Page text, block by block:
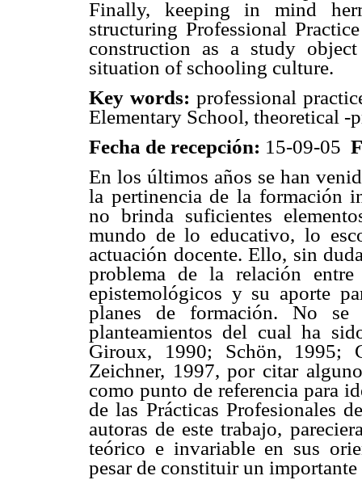
Finally, keeping in mind
structuring Professional
construction as a study
situation of schooling culture.
Key words: professional
Elementary School, theoretical -
Fecha de recepción: 15-09-05
En los últimos años se han
la pertinencia de la formación
no brinda suficientes
mundo de lo educativo, lo
actuación docente. Ello, sin
problema de la relación
epistemológicos y su aporte
planes de formación. No
planteamientos del cual ha
Giroux, 1990; Schön, 1995;
Zeichner, 1997, por citar
como punto de referencia para
de las Prácticas Profesionales
autoras de este trabajo,
teórico e invariable en sus
pesar de constituir un